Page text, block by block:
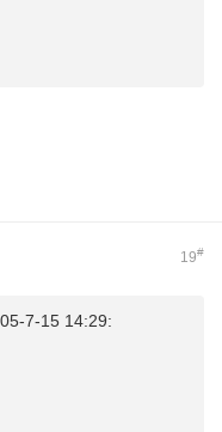
19#
7-15 14:29: